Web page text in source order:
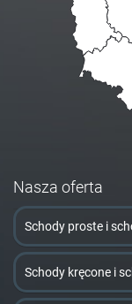
Nasza oferta
Schody proste i
Schody kręcone i